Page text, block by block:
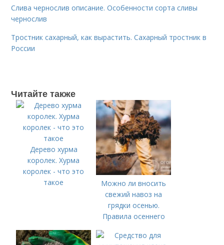
Слива чернослив описание. Особенности сорта сливы
чернослив
Тростник сахарный, как вырастить. Сахарный тростник в
России
Читайте также
Дерево хурма
королек. Хурма
королек - что это
такое
Можно ли вносить
свежий навоз на
грядки осенью.
Правила осеннего